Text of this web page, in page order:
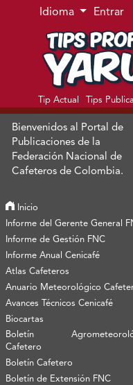
Ir al menú de navegación
Ir al contenido principal
Ir al pie de página del sitio
Idioma Entrar
Tip Actual Tips
Bienvenidos al Portal de
Publicaciones de la
Federación Nacional de
Cafeteros de Colombia.
Inicio
Informe del Gerente General
Informe de Gestión FNC
Informe Anual Cenicafé
Atlas Cafeteros
Anuario Meteorológico
Avances Técnicos Cenicafé
Biocartas
Boletín
Cafetero
Boletín Cafetero
Boletín de Extensión FNC